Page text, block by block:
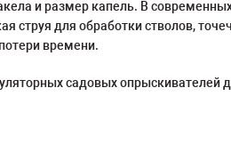
и размер капель. В
струя для обработки стволов,
времени.
садовых опрыскивателей